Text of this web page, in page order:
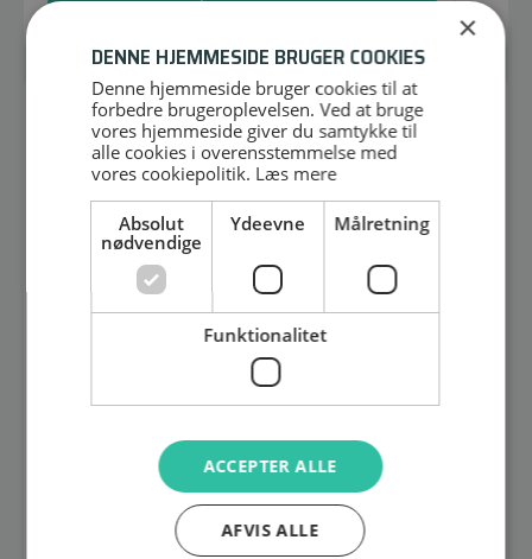
UDGÅET
×
DENNE HJEMMESIDE BRUGER COOKIES
Denne hjemmeside bruger cookies til at
forbedre brugeroplevelsen. Ved at bruge
vores hjemmeside giver du samtykke til
alle cookies i overensstemmelse med
vores cookiepolitik. Læs mere
Absolut
nødvendige
Ydeevne Målretning
Funktionalitet
ACCEPTER ALLE
AFVIS ALLE